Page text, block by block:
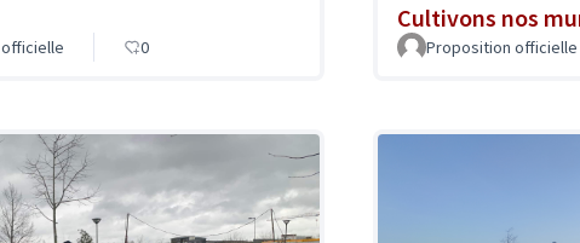
0
Cultivons nos
Proposition officielle